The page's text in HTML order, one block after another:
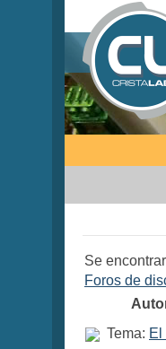
Se
Foros de
Tema: El